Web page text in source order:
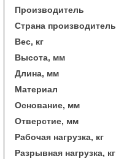
Производитель
Страна производитель
Вес, кг
Высота, мм
Длина, мм
Материал
Основание, мм
Отверстие, мм
Рабочая нагрузка, кг
Разрывная нагрузка, кг